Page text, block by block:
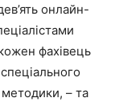
онлайн-
фахівець
– та